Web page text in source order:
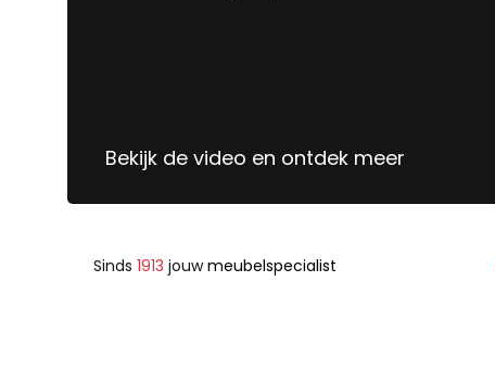
Bekijk de video en ontdek meer
Sinds 1913 jouwmeubelspecialist